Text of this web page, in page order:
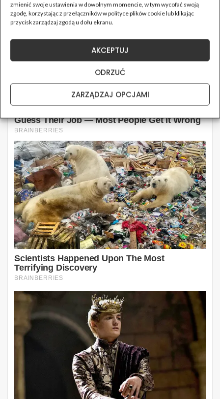
zmienić swoje ustawienia w dowolnym momencie, w tym wycofać swoją
zgodę, korzystając z przełączników w polityce plików cookie lub klikając
przycisk zarządzaj zgodą u dołu ekranu.
AKCEPTUJ
ODRZUĆ
ZARZĄDZAJ OPCJAMI